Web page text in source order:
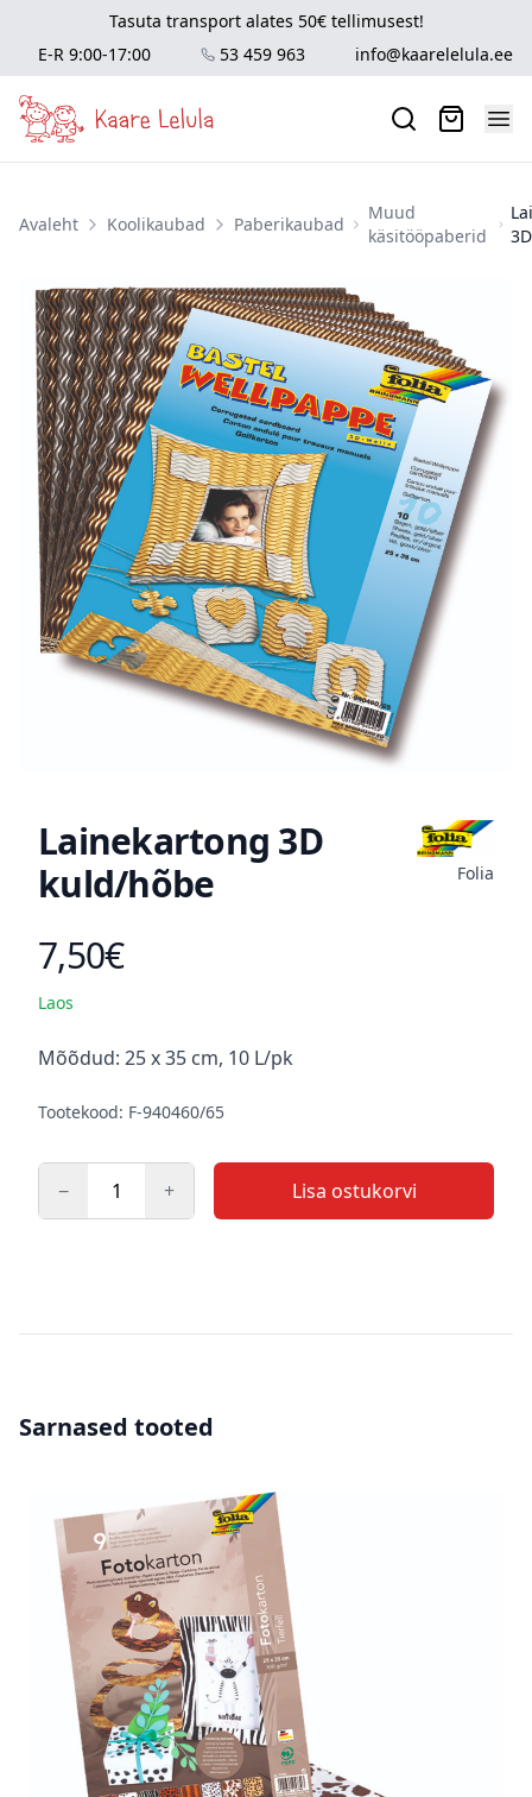
Tasuta transport alates 50€ tellimusest!
E-R 9:00-17:00
53 459 963 info@kaarelelula.ee
Avaleht Koolikaubad Paberikaubad
Muud
käsitööpaberid
Lainekartong 3D
kuld/hõbe
Folia
Toote hind
7,50€
Laos
Kirjeldus
Mõõdud: 25 x 35 cm, 10 L/pk
Tootekood: F-940460/65
− + Lisa ostukorvi
Sarnased tooted